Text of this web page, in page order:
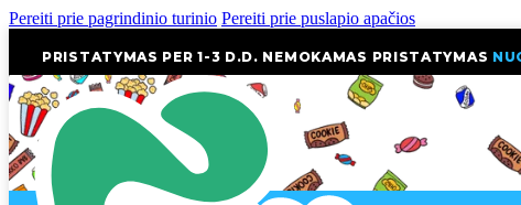
Pereiti prie pagrindinio turinio Pereiti prie puslapio apačios
PRISTATYMAS PER 1-3 D.D. NEMOKAMAS PRISTATYMAS